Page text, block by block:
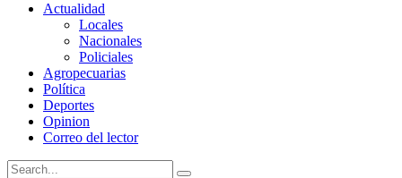
Actualidad
Locales
Nacionales
Policiales
Agropecuarias
Política
Deportes
Opinion
Correo del lector